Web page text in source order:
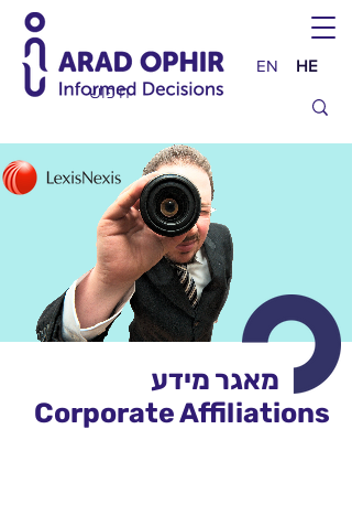
EN HE
מאגר מידע
Corporate Affiliations